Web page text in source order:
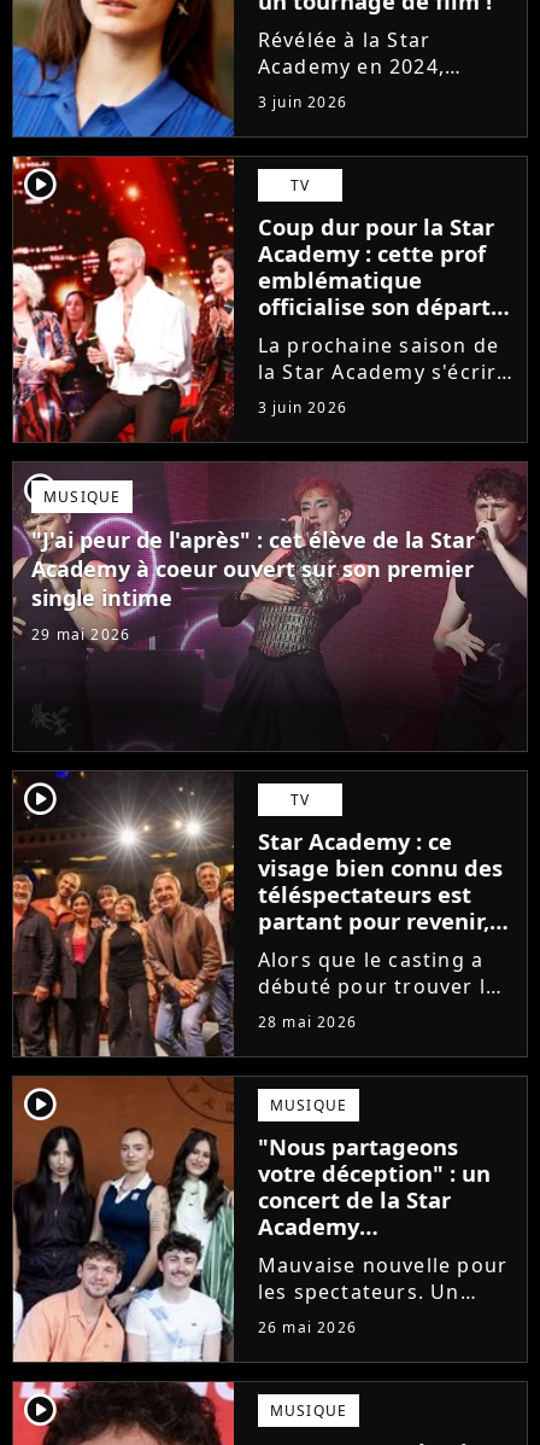
Révélée à la Star
Academy en 2024,
Marguerite officialise
l'arrivée pour l'automne
de son premier album
Guérir. En parallèle, la
chanteuse et
comédienne rejoindra
Laura Felpin, Harpo...
3 juin 2026
player2 TV
Coup dur pour la Star
Academy : cette prof
emblématique
officialise son départ,
"Ça devenait assez
compliqué"
La prochaine saison de
la Star Academy s'écrira
avec une nouvelle
recrue dans ses rangs.
Coach d'expression
scénique de l'émission,
Marlène Schaff ne
rempilera pas à la table
des professeurs...
3 juin 2026
player2MUSIQUE
"J'ai peur de l'après" : cet élève de la Star
Academy à coeur ouvert sur son premier
single intime
29 mai 2026
player2 TV
Star Academy : ce
visage bien connu des
téléspectateurs est
partant pour revenir,
sauf que la place est
déjà prise
Alors que le casting a
débuté pour trouver les
prochains Pierre
Ambre, une professeure
emblématique de la Star
Academy se positionne
pour enseigner le chant
aux...
28 mai 2026
player2 MUSIQUE
"Nous partageons
votre déception" : un
concert de la Star
Academy
définitivement annulé
Mauvaise nouvelle pour
les spectateurs. Un
concert de la Star
dernière minute pour
des raisons de santé, ne
sera finalement pas
26 mai 2026
player2 MUSIQUE